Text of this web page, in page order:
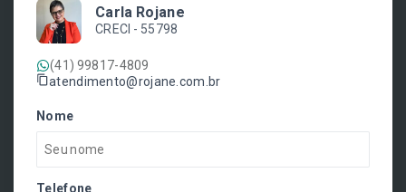
Carla Rojane
CRECI - 55798
(41) 99817-4809
atendimento@rojane.com.br
Nome
Telefone